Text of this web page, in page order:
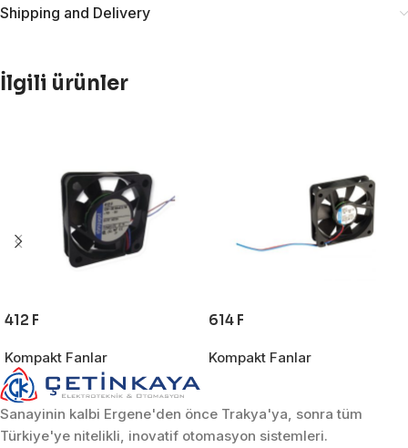
Shipping and Delivery
İlgili ürünler
412 F
Kompakt Fanlar
614 F
Kompakt Fanlar
Sanayinin kalbi Ergene'den önce Trakya'ya, sonra tüm
Türkiye'ye nitelikli, inovatif otomasyon sistemleri.